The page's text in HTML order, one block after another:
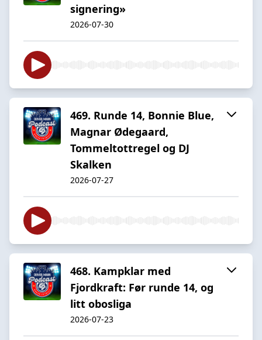
signering»
2026-07-30
469. Runde 14, Bonnie Blue,
Magnar Ødegaard,
Tommeltottregel og DJ
Skalken
2026-07-27
468. Kampklar med
Fjordkraft: Før runde 14, og
litt obosliga
2026-07-23